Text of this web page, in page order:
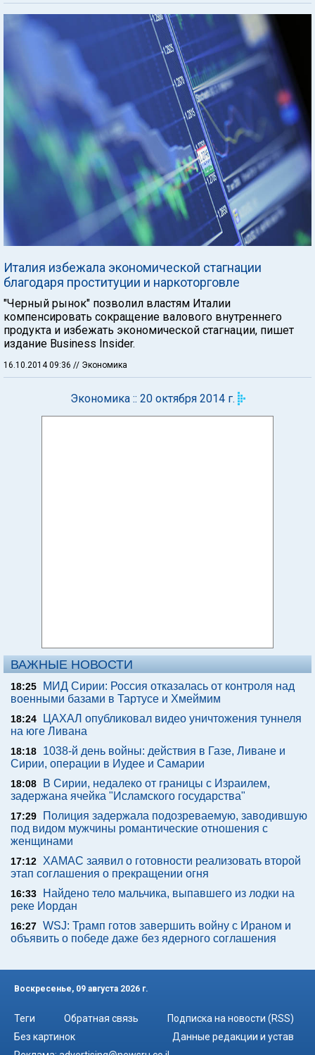
Италия избежала экономической стагнации
благодаря проституции и наркоторговле
"Черный рынок" позволил властям Италии
компенсировать сокращение валового внутреннего
продукта и избежать экономической стагнации, пишет
издание Business Insider.
16.10.2014 09:36 // Экономика
Экономика :: 20 октября 2014 г.
ВАЖНЫЕ НОВОСТИ
18:25
МИД Сирии: Россия отказалась от контроля над
военными базами в Тартусе и Хмеймим
18:24
ЦАХАЛ опубликовал видео уничтожения туннеля
на юге Ливана
18:18
1038-й день войны: действия в Газе, Ливане и
Сирии, операции в Иудее и Самарии
18:08
В Сирии, недалеко от границы с Израилем,
задержана ячейка "Исламского государства"
17:29
Полиция задержала подозреваемую, заводившую
под видом мужчины романтические отношения с
женщинами
17:12
ХАМАС заявил о готовности реализовать второй
этап соглашения о прекращении огня
16:33
Найдено тело мальчика, выпавшего из лодки на
реке Иордан
16:27 WSJ: Трамп готов завершить войну с Ираном и
объявить о победе даже без ядерного соглашения
Воскресенье, 09 августа 2026 г.
Теги Обратная связь
Подписка на новости (RSS)
Без картинок
Данные редакции и устав